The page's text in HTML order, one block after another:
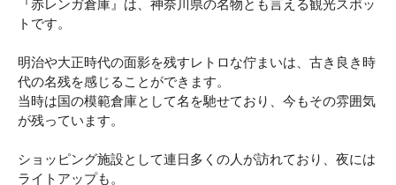
『赤レンガ倉庫』は、神奈川県の名物とも言える観光スポッ
トです。
明治や大正時代の面影を残すレトロな佇まいは、古き良き時
代の名残を感じることができます。
当時は国の模範倉庫として名を馳せており、今もその雰囲気
が残っています。
ショッピング施設として連日多くの人が訪れており、夜には
ライトアップも。